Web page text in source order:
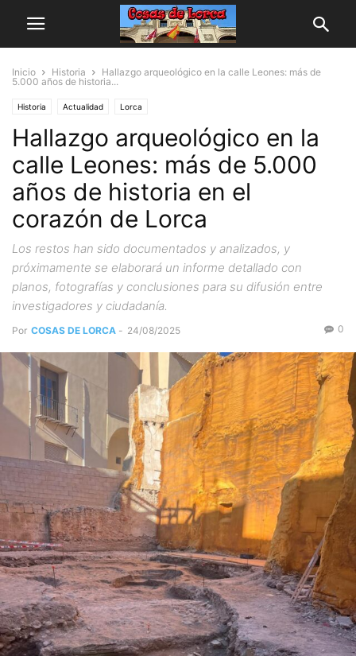
Inicio Historia
Hallazgo arqueológico en la calle Leones: más de
5.000 años de historia...
Historia Actualidad Lorca
Hallazgo arqueológico en la
calle Leones: más de 5.000
años de historia en el
corazón de Lorca
Los restos han sido documentados y analizados, y
próximamente se elaborará un informe detallado con
planos, fotografías y conclusiones para su difusión entre
investigadores y ciudadanía.
Por COSAS DE LORCA - 24/08/2025 0